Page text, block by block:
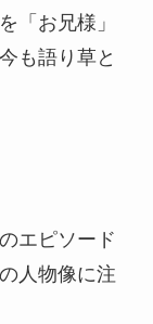
「お兄様」
も語り草と
エピソード
人物像に注